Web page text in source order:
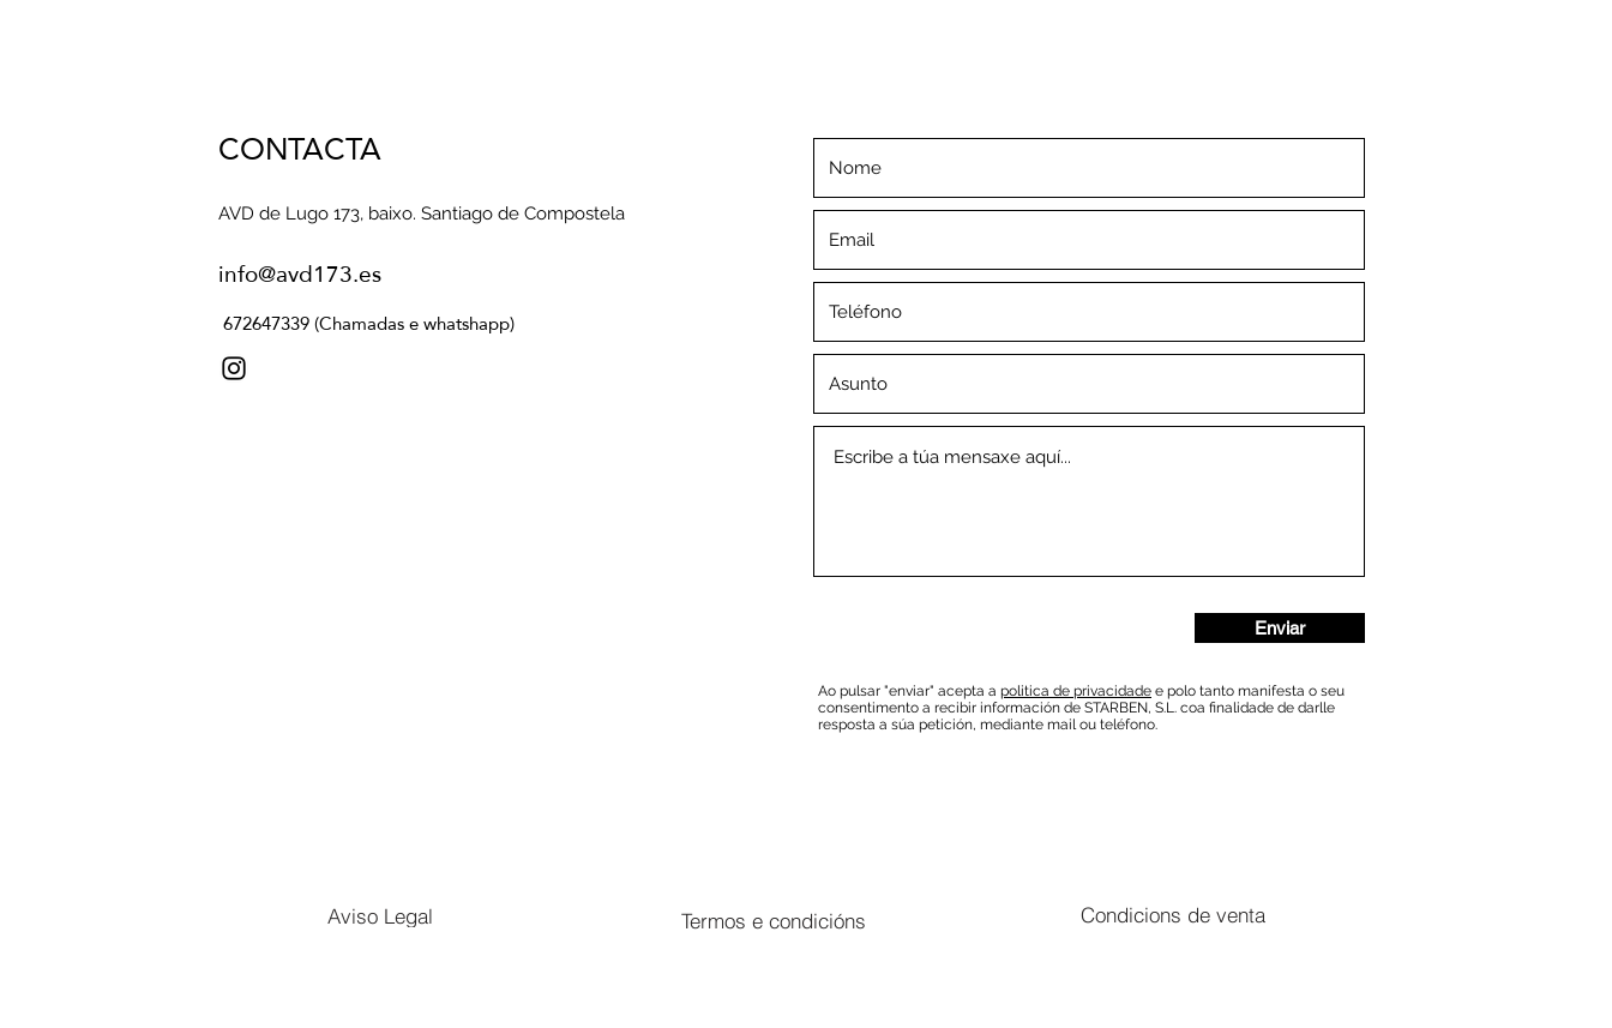
CONTACTA
AVD de Lugo 173, baixo. Santiago de Compostela
info@avd173.es
672647339 (Chamadas e whatshapp)
Enviar
Ao pulsar "enviar" acepta a politica de privacidade e polo tanto manifesta o seu
consentimento a recibir información de STARBEN, S.L. coa finalidade de darlle
resposta a súa petición, mediante mail ou teléfono.
Aviso Legal Termos e condicións Condicions de venta